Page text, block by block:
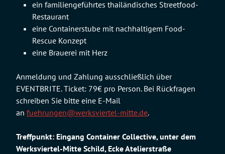
ein familiengeführtes thailändisches Streetfood-
Restaurant
eine Containerstube mit nachhaltigem Food-
Rescue Konzept
eine Brauerei mit Herz
Anmeldung und Zahlung ausschließlich über
EVENTBRITE. Ticket: 79€ pro Person. Bei Rückfragen
schreiben Sie bitte eine E-Mail
an fuehrungen@werksviertel-mitte.de.
Treffpunkt: Eingang Container Collective, unter dem
Werksviertel-Mitte Schild, Ecke Atelierstraße